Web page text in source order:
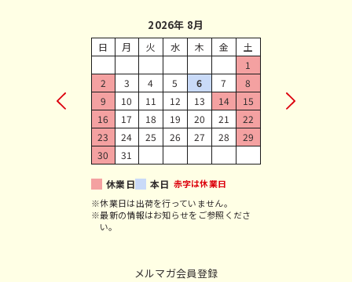
メルマガ会員登録
2026年 8月
日 月 火 水 木 金
土
1
2
3 4 5 6 7
8
9
10 11 12 13 14
15
16
17 18 19 20 21
22
23
24 25 26 27 28
29
30
31
休業日 本日 赤字は休業日
※休業日は出荷を行っていません。
※最新の情報はお知らせをご参照くださ
い。